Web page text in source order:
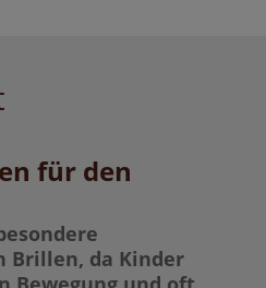
für den
Brillen, da Kinder